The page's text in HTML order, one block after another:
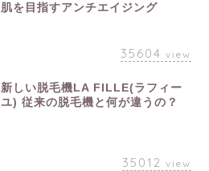
肌を目指すアンチエイジング
35604 view
新しい脱毛機LA FILLE(ラフィー
ユ) 従来の脱毛機と何が違うの？
35012 view